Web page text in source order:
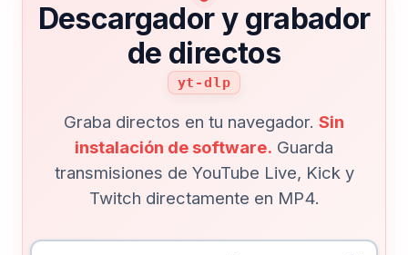
Descargador y grabador
de directos
yt-dlp
Graba directos en tu navegador. Sin
instalación de software. Guarda
transmisiones de YouTube Live, Kick y
Twitch directamente en MP4.